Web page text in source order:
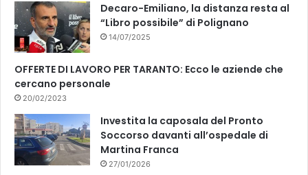
Decaro-Emiliano, la distanza resta al
“Libro possibile” di Polignano
14/07/2025
OFFERTE DI LAVORO PER TARANTO: Ecco le aziende che
cercano personale
20/02/2023
Investita la caposala del Pronto
Soccorso davanti all’ospedale di
Martina Franca
27/01/2026